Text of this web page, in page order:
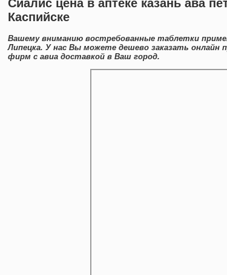
Сиалис цена в аптеке казань ава
Каспийске
Вашему вниманию востребованные таблетки
Липецка. У нас Вы можете дешево заказать
фирм с авиа доставкой в Ваш город.